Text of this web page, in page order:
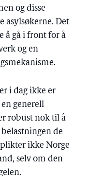
og disse
asylsøkerne. Det
å gå i front for å
og en
i dag ikke er
generell
robust nok til å
de
ikke Norge
selv om den